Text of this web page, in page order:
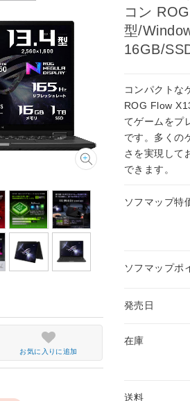
コン
型/
16GB/
コンパクトな
ROG Flow
てゲームをプ
です。多くの
さを実現して
できます。
ソフマップ特
ソフマップポ
発売日
在庫
送料
お気に入りに追加